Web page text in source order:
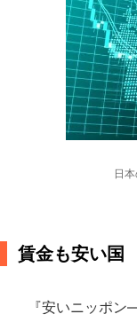
日
賃金も安い国
『安いニッポン